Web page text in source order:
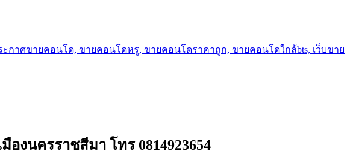
กาศขายคอนโด, ขายคอนโดหรู, ขายคอนโดราคาถูก, ขายคอนโดใกล้bts, เว็บขาย
งนครราชสีมา โทร 0814923654